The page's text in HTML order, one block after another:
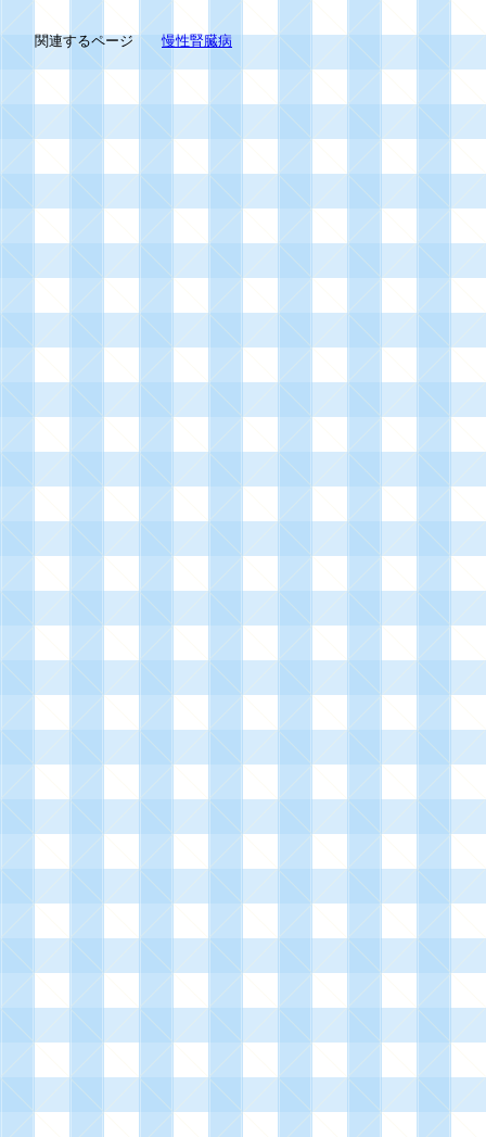
関連するページ慢性腎臓病